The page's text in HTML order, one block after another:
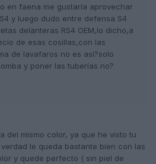
en faena me gustaría aprovechar
y luego dudo entre defensa S4
delanteras RS4 OEM,lo dicho,a
de esas cosillas,con las
de lavafaros no es así?solo
y poner las tuberías no?
del mismo color, ya que he visto tu
le queda bastante bien con las
y quede perfecto ( sin piel de